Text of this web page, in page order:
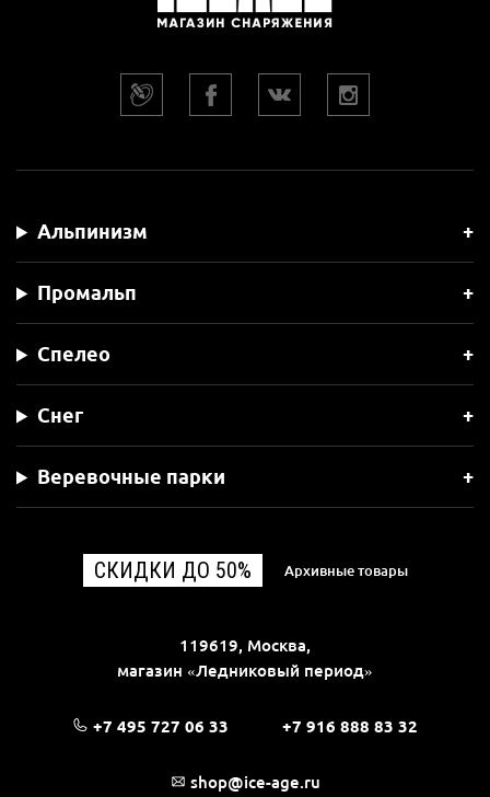
Альпинизм
Промальп
Спелео
Снег
Веревочные парки
СКИДКИ ДО 50% Архивные товары
119619, Москва,
магазин «Ледниковый период»
+7 495 727 06 33 +7 916 888 83 32
shop@ice-age.ru